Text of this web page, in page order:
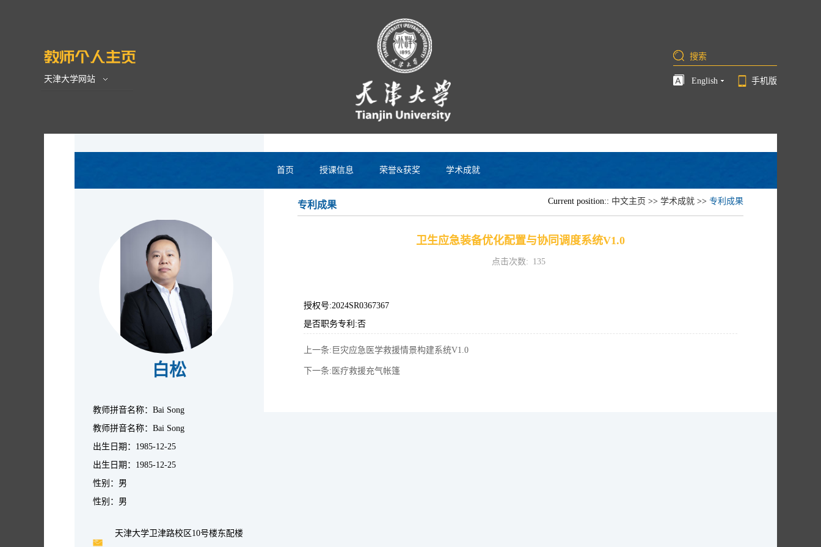
天津大学网站 English 手机版
首页 授课信息 荣誉&获奖 学术成就
白松
教师拼音名称：Bai Song
教师拼音名称：Bai Song
出生日期：1985-12-25
出生日期：1985-12-25
性别：男
性别：男
天津大学卫津路校区10号楼东配楼
专利成果 Current position:: 中文主页 >> 学术成就 >> 专利成果
卫生应急装备优化配置与协同调度系统V1.0
点击次数: 135
授权号:2024SR0367367
是否职务专利:否
上一条:巨灾应急医学救援情景构建系统V1.0
下一条:医疗救援充气帐篷